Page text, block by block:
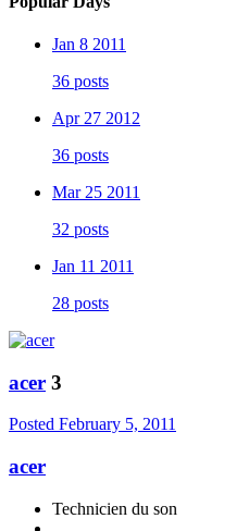
Jan 8 2011
36 posts
Apr 27 2012
36 posts
Mar 25 2011
32 posts
Jan 11 2011
28 posts
acer 3
Posted February 5, 2011
acer
Technicien du son